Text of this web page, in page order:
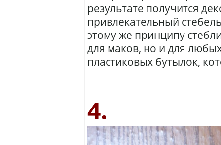
результате получится
привлекательный
этому же принципу
для маков, но и для
пластиковых бутылок,
4.